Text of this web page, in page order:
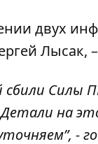
двух
Лысак,
сбили Силы
на
-